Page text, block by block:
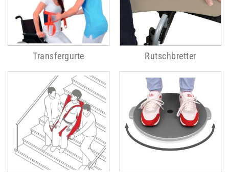
Transfergurte Rutschbretter